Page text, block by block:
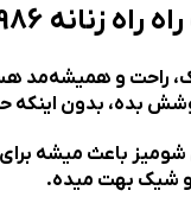
| استایل راحت و کلاسیک
راحت و همیشه‌مد
باعث میشه
شیک بهت میده.